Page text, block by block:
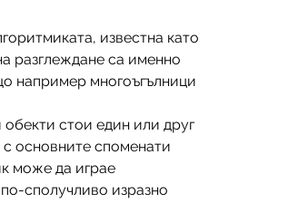
известна като
разглеждане са именно
например многоъгълници
стои един или друг
основните споменати
може да играе
сполучливо изразно